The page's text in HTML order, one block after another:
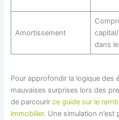
Amortissement
dans
Pour approfondir la logique des
mauvaises surprises lors des
de parcourirce guide sur le
immobilier. Une simulation n’est